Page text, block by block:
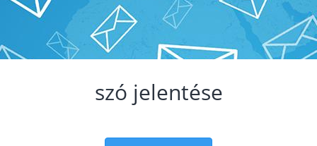
szó jelentése